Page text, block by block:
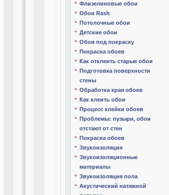
Флизелиновые обои
Обои Rash
Потолочные обои
Детские обои
Обои под покраску
Покраска обоев
Как отклеить старые обои
Подготовка поверхности
стены
Обработка края обоев
Как клеить обои
Процесс клейки обоев
Проблемы: пузыри, обои
отстают от стен
Покраска обоев
Звукоизоляция
Звукоизоляционные
материалы
Звукоизоляция пола
Акустический натяжной